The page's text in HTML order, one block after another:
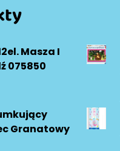
Masza I
075850
Granatowy